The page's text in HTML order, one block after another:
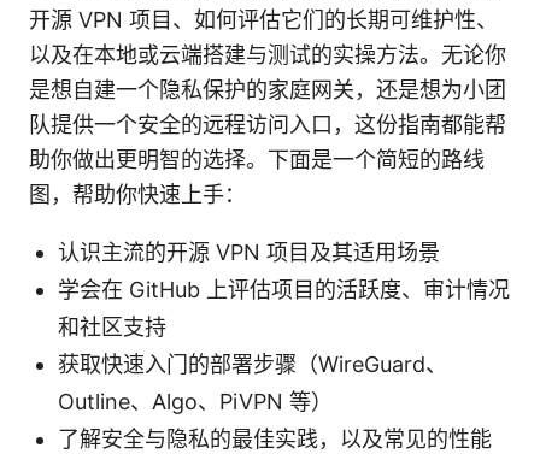
开源 VPN 项目、如何评估它们的长期可维护性、
以及在本地或云端搭建与测试的实操方法。无论你
是想自建一个隐私保护的家庭网关，还是想为小团
队提供一个安全的远程访问入口，这份指南都能帮
助你做出更明智的选择。下面是一个简短的路线
图，帮助你快速上手：
认识主流的开源 VPN 项目及其适用场景
学会在 GitHub 上评估项目的活跃度、审计情况
和社区支持
获取快速入门的部署步骤（WireGuard、
Outline、Algo、PiVPN 等）
了解安全与隐私的最佳实践，以及常见的性能